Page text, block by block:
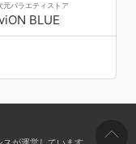
元バラエティストア
BLUE